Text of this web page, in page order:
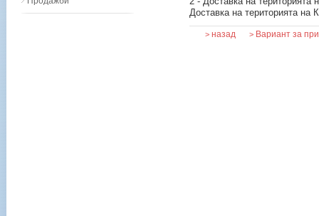
Доставка на територията на
> назад > Вариант за